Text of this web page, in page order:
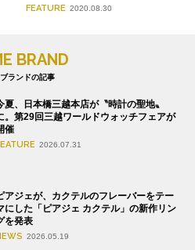
FEATURE 2020.08.30
BRAND
ランドの記事
夏、日本橋三越本店が〝時計の聖地〟
。第29回三越ワールドウォッチフェアが
催
2026.07.31
アジェが、カクテルのフレーバーをテー
にした「ピアジェ カクテル」の新作リン
を発表
2026.05.19